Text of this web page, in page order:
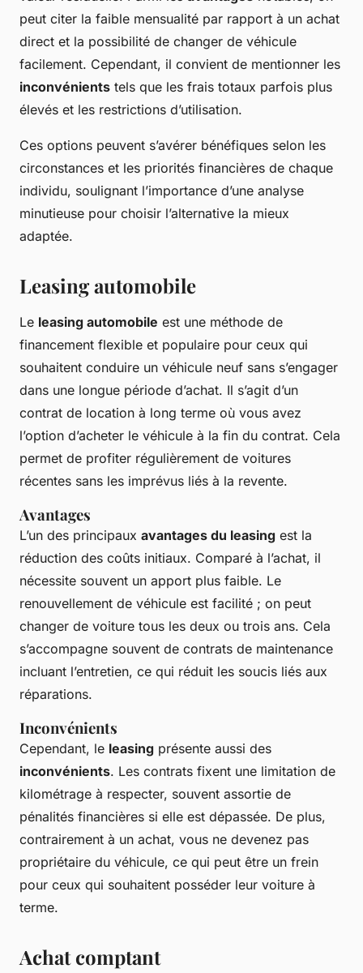
peut citer la faible mensualité par rapport à un achat
direct et la possibilité de changer de véhicule
facilement. Cependant, il convient de mentionner les
inconvénients tels que les frais totaux parfois plus
élevés et les restrictions d’utilisation.
Ces options peuvent s’avérer bénéfiques selon les
circonstances et les priorités financières de chaque
individu, soulignant l’importance d’une analyse
minutieuse pour choisir l’alternative la mieux
adaptée.
Leasing automobile
Le leasing automobile est une méthode de
financement flexible et populaire pour ceux qui
souhaitent conduire un véhicule neuf sans s’engager
dans une longue période d’achat. Il s’agit d’un
contrat de location à long terme où vous avez
l’option d’acheter le véhicule à la fin du contrat. Cela
permet de profiter régulièrement de voitures
récentes sans les imprévus liés à la revente.
Avantages
L’un des principaux avantages du leasing est la
réduction des coûts initiaux. Comparé à l’achat, il
nécessite souvent un apport plus faible. Le
renouvellement de véhicule est facilité ; on peut
changer de voiture tous les deux ou trois ans. Cela
s’accompagne souvent de contrats de maintenance
incluant l’entretien, ce qui réduit les soucis liés aux
réparations.
Inconvénients
Cependant, le leasing présente aussi des
inconvénients. Les contrats fixent une limitation de
kilométrage à respecter, souvent assortie de
pénalités financières si elle est dépassée. De plus,
contrairement à un achat, vous ne devenez pas
propriétaire du véhicule, ce qui peut être un frein
pour ceux qui souhaitent posséder leur voiture à
terme.
Achat comptant